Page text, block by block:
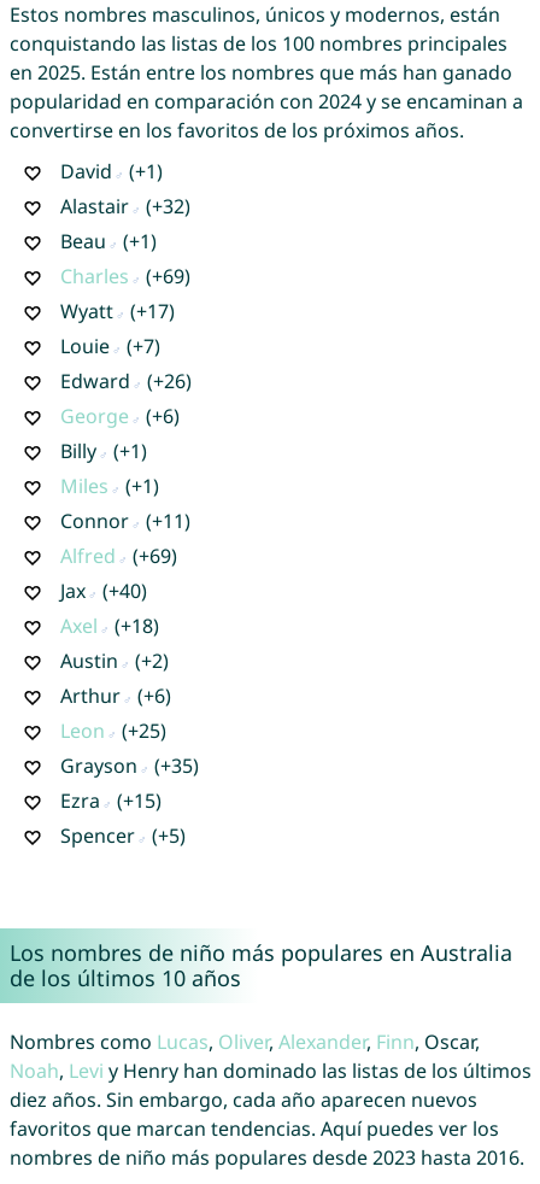
Estos nombres masculinos, únicos y modernos, están
conquistando las listas de los 100 nombres principales
en 2025. Están entre los nombres que más han ganado
popularidad en comparación con 2024 y se encaminan a
convertirse en los favoritos de los próximos años.
David
(+1)
Alastair
(+32)
Beau
(+1)
Charles
(+69)
Wyatt
(+17)
Louie
(+7)
Edward
(+26)
George
(+6)
Billy
(+1)
Miles
(+1)
Connor
(+11)
Alfred
(+69)
Jax
(+40)
Axel
(+18)
Austin
(+2)
Arthur
(+6)
Leon
(+25)
Grayson
(+35)
Ezra
(+15)
Spencer
(+5)
Los nombres de niño más populares en Australia
de los últimos 10 años
Nombres como Lucas, Oliver, Alexander, Finn, Oscar,
Noah, Levi y Henry han dominado las listas de los últimos
diez años. Sin embargo, cada año aparecen nuevos
favoritos que marcan tendencias. Aquí puedes ver los
nombres de niño más populares desde 2023 hasta 2016.